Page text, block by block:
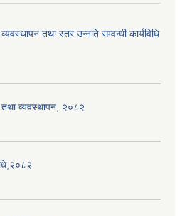
तथा स्तर उन्नति सम्वन्धी कार्यविधि
व्यवस्थापन, २०८२